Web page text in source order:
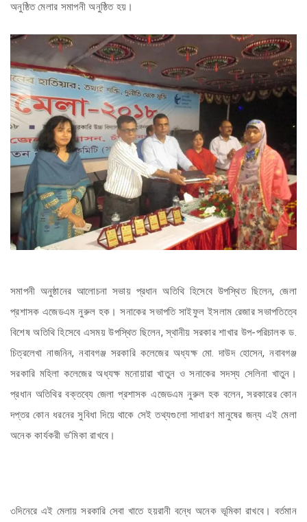
অনুষ্ঠিত মেলার সমাপনী অনুষ্ঠিত হয়।
সমাপনী অনুষ্ঠানের আলোচনা সভায় প্রধান অতিথি হিসেবে উপস্থিত ছিলেন, জেলা
প্রশাসক এজেডএম নুরুল হক। সনাকের সভাপতি সাইফুল ইসলাম রেজার সভাপতিত্বে
বিশেষ অতিথি হিসেবে এসময় উপস্থিত ছিলেন, স্থানীয় সরকার শাখার উপ-পরিচালক ড.
চিত্রলেখা নাজনিন, নবাবগঞ্জ সরকারি কলেজের অধ্যক্ষ মো. দাউদ হোসেন, নবাবগঞ্জ
সরকারি মহিলা কলেজের অধ্যক্ষ মনোয়ারা খাতুন ও সনাকের সদস্য সেলিনা খাতুন।
প্রধান অতিথির বক্তব্যে জেলা প্রশাসক এজেডএম নুরুল হক বলেন, সরকারের কোন
দপ্তর কোন ধরনের সুবিধা দিয়ে থাকে সেই তথ্যগুলো সাধারণ মানুষের জন্য এই মেলা
অনেক কার্যকরী ভ’মিকা রাখবে।
৩দিনেরে এই মেলায় সরকারি সেবা খাতে হয়রানী বন্ধে অনেক ভূমিকা রাখবে। বর্তমান